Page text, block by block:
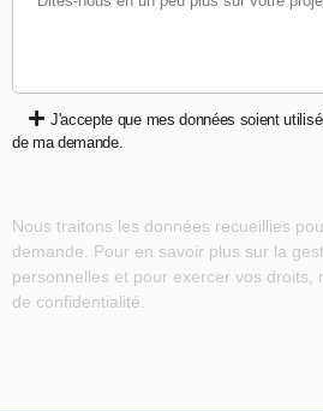
J'accepte que mes données soient
de ma demande.
Nous traitons les données recueillies
demande. Pour en savoir plus sur la
personnelles et pour exercer vos droits,
de confidentialité.